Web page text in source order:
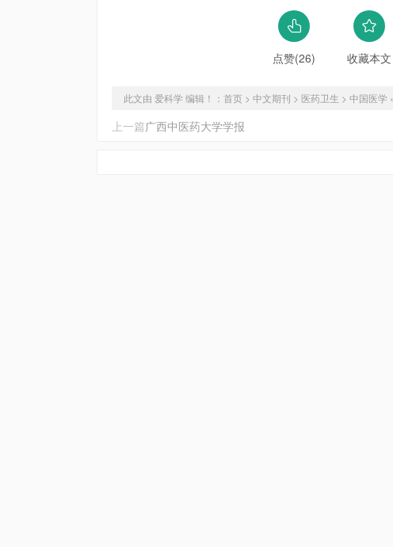
点赞(26) 收藏本文
此文由 爱科学 编辑！： 首页 > 中文期刊 > 医药卫生 > 中国医学
上一篇广西中医药大学学报